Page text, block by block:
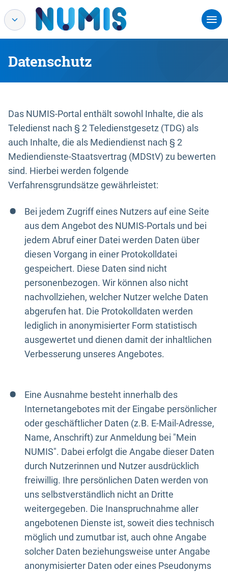
Datenschutz
Das NUMIS-Portal enthält sowohl Inhalte, die als
Teledienst nach § 2 Teledienstgesetz (TDG) als
auch Inhalte, die als Mediendienst nach § 2
Mediendienste-Staatsvertrag (MDStV) zu bewerten
sind. Hierbei werden folgende
Verfahrensgrundsätze gewährleistet:
Bei jedem Zugriff eines Nutzers auf eine Seite
aus dem Angebot des NUMIS-Portals und bei
jedem Abruf einer Datei werden Daten über
diesen Vorgang in einer Protokolldatei
gespeichert. Diese Daten sind nicht
personenbezogen. Wir können also nicht
nachvollziehen, welcher Nutzer welche Daten
abgerufen hat. Die Protokolldaten werden
lediglich in anonymisierter Form statistisch
ausgewertet und dienen damit der inhaltlichen
Verbesserung unseres Angebotes.
Eine Ausnahme besteht innerhalb des
Internetangebotes mit der Eingabe persönlicher
oder geschäftlicher Daten (z.B. E-Mail-Adresse,
Name, Anschrift) zur Anmeldung bei "Mein
NUMIS". Dabei erfolgt die Angabe dieser Daten
durch Nutzerinnen und Nutzer ausdrücklich
freiwillig. Ihre persönlichen Daten werden von
uns selbstverständlich nicht an Dritte
weitergegeben. Die Inanspruchnahme aller
angebotenen Dienste ist, soweit dies technisch
möglich und zumutbar ist, auch ohne Angabe
solcher Daten beziehungsweise unter Angabe
anonymisierter Daten oder eines Pseudonyms